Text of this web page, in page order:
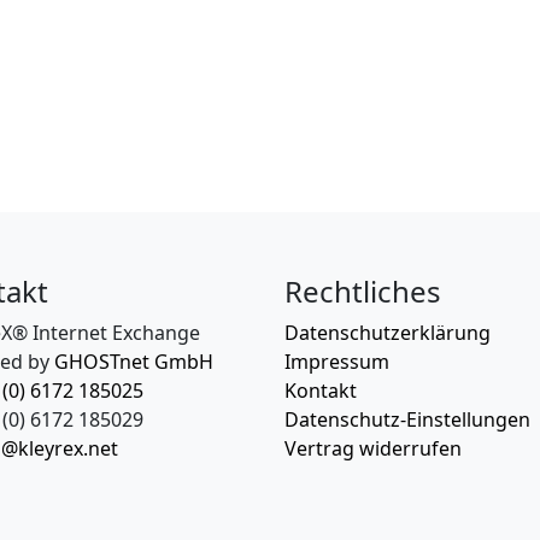
Internet Exchange
by GHOSTnet GmbH
6172 185025
6172 185029
Rechtliches
Datenschutzerklärung
Impressum
Kontakt
Datenschutz-Einstellungen
Vertrag widerrufen